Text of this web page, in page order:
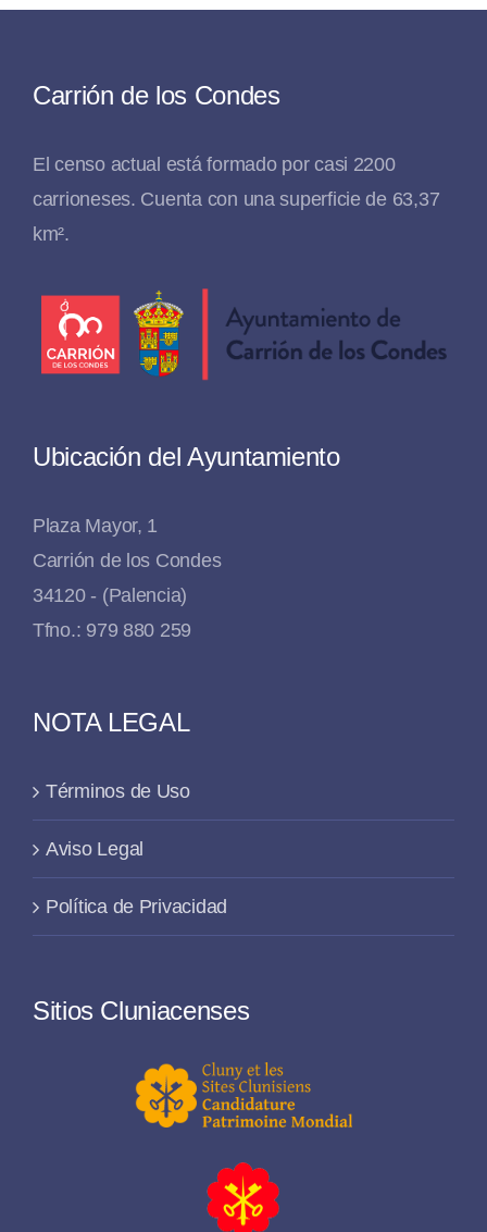
Carrión de los Condes
El censo actual está formado por casi 2200
carrioneses. Cuenta con una superficie de 63,37
km².
Ubicación del Ayuntamiento
Plaza Mayor, 1
Carrión de los Condes
34120 - (Palencia)
Tfno.: 979 880 259
NOTA LEGAL
Términos de Uso
Aviso Legal
Política de Privacidad
Sitios Cluniacenses